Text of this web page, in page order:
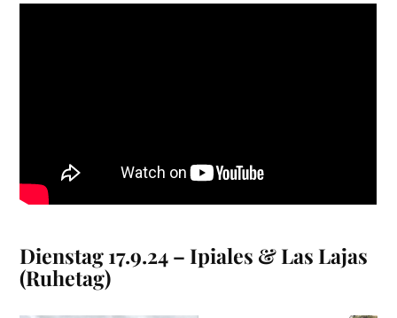
Dienstag 17.9.24 – Ipiales & Las Lajas
(Ruhetag)